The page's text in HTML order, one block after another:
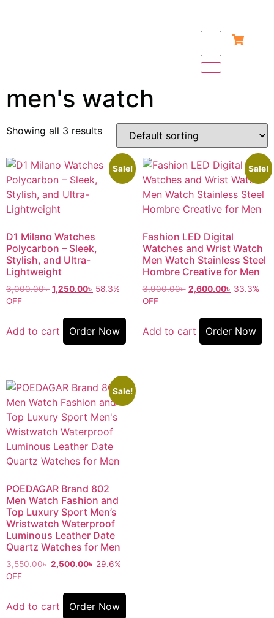
men's watch
Showing all 3 results
Sale!
D1 Milano Watches
Polycarbon – Sleek,
Stylish, and Ultra-
Lightweight
3,000.00৳ 1,250.00৳ 58.3%
OFF
Add to cart Order Now
Sale!
Fashion LED Digital
Watches and Wrist Watch
Men Watch Stainless Steel
Hombre Creative for Men
3,900.00৳ 2,600.00৳ 33.3%
OFF
Add to cart Order Now
Sale!
POEDAGAR Brand 802
Men Watch Fashion and
Top Luxury Sport Men’s
Wristwatch Waterproof
Luminous Leather Date
Quartz Watches for Men
3,550.00৳ 2,500.00৳ 29.6%
OFF
Add to cart Order Now